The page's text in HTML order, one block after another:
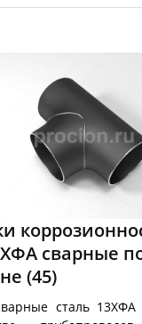
сварные
(45)
сталь